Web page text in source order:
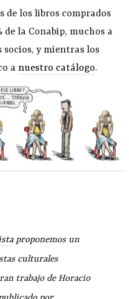
de los libros comprados
la Conabip, muchos a
y mientras los
anuestro catálogo.
proponemos un
culturales
trabajo de Horacio